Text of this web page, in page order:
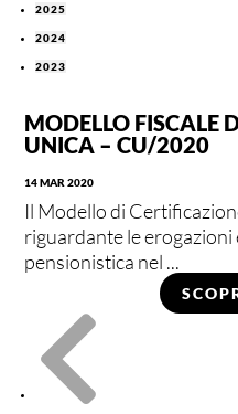
2025
2024
2023
MODELLO FISCALE
UNICA – CU/2020
14 MAR 2020
Il Modello di
riguardante le
pensionistica nel ...
